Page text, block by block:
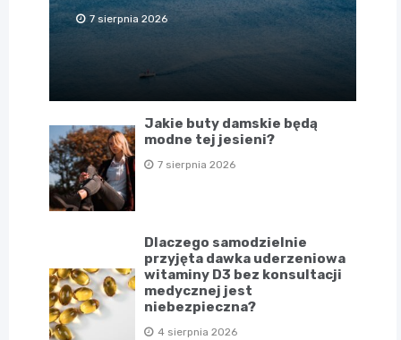
7 sierpnia 2026
Jakie buty damskie będą
modne tej jesieni?
7 sierpnia 2026
Dlaczego samodzielnie
przyjęta dawka uderzeniowa
witaminy D3 bez konsultacji
medycznej jest
niebezpieczna?
4 sierpnia 2026